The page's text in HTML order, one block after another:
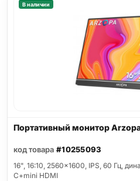
В наличии
Портативный монитор Arzopa
код товара #10255093
16", 16:10, 2560x1600, IPS, 60 Гц,
C+mini HDMI